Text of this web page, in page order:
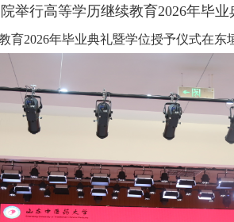
举行高等学历继续教育2026年毕业
育2026年毕业典礼暨学位授予仪式在东